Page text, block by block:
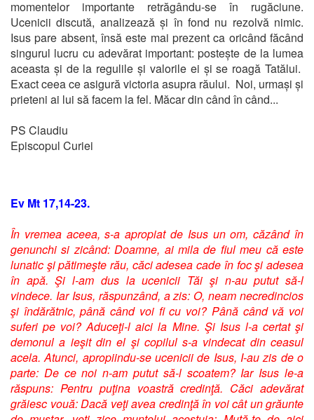
momentelor importante retrăgându-se în rugăciune.
Ucenicii discută, analizează și în fond nu rezolvă nimic.
Isus pare absent, însă este mai prezent ca oricând făcând
singurul lucru cu adevărat important: postește de la lumea
aceasta și de la regulile și valorile ei și se roagă Tatălui.
Exact ceea ce asigură victoria asupra răului. Noi, urmași și
prieteni ai lui să facem la fel. Măcar din când în când...
PS Claudiu
Episcopul Curiei
Ev Mt 17,14-23.
În vremea aceea, s-a apropiat de Isus un om, căzând în
genunchi si zicând: Doamne, ai mila de fiul meu că este
lunatic şi pătimeşte rău, căci adesea cade în foc şi adesea
în apă. Şi l-am dus la ucenicii Tăi şi n-au putut să-l
vindece. Iar Isus, răspunzând, a zis: O, neam necredincios
şi îndărătnic, până când voi fi cu voi? Până când vă voi
suferi pe voi? Aduceţi-l aici la Mine. Şi Isus l-a certat şi
demonul a ieşit din el şi copilul s-a vindecat din ceasul
acela. Atunci, apropiindu-se ucenicii de Isus, I-au zis de o
parte: De ce noi n-am putut să-l scoatem? Iar Isus le-a
răspuns: Pentru puţina voastră credinţă. Căci adevărat
grăiesc vouă: Dacă veţi avea credinţă în voi cât un grăunte